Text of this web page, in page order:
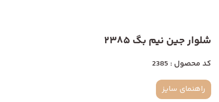
شلوار جین نیم بگ 2385
کد محصول : 2385
راهنمای سایز